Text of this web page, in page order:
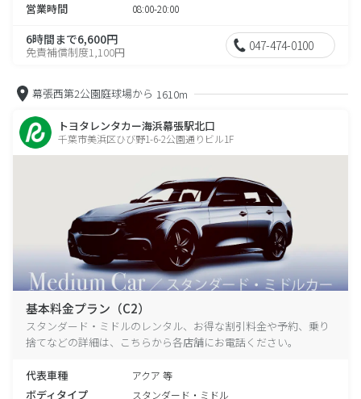
営業時間 08:00-20:00
6時間まで6,600円
免責補償制度1,100円 047-474-0100
幕張西第2公園庭球場から 1610m
トヨタレンタカー海浜幕張駅北口
千葉市美浜区ひび野1-6-2公園通りビル1F
基本料金プラン（C2）
スタンダード・ミドルのレンタル、お得な割引料金や予約、乗り
捨てなどの詳細は、こちらから各店舗にお電話ください。
代表車種 アクア 等
ボディタイプ スタンダード・ミドル